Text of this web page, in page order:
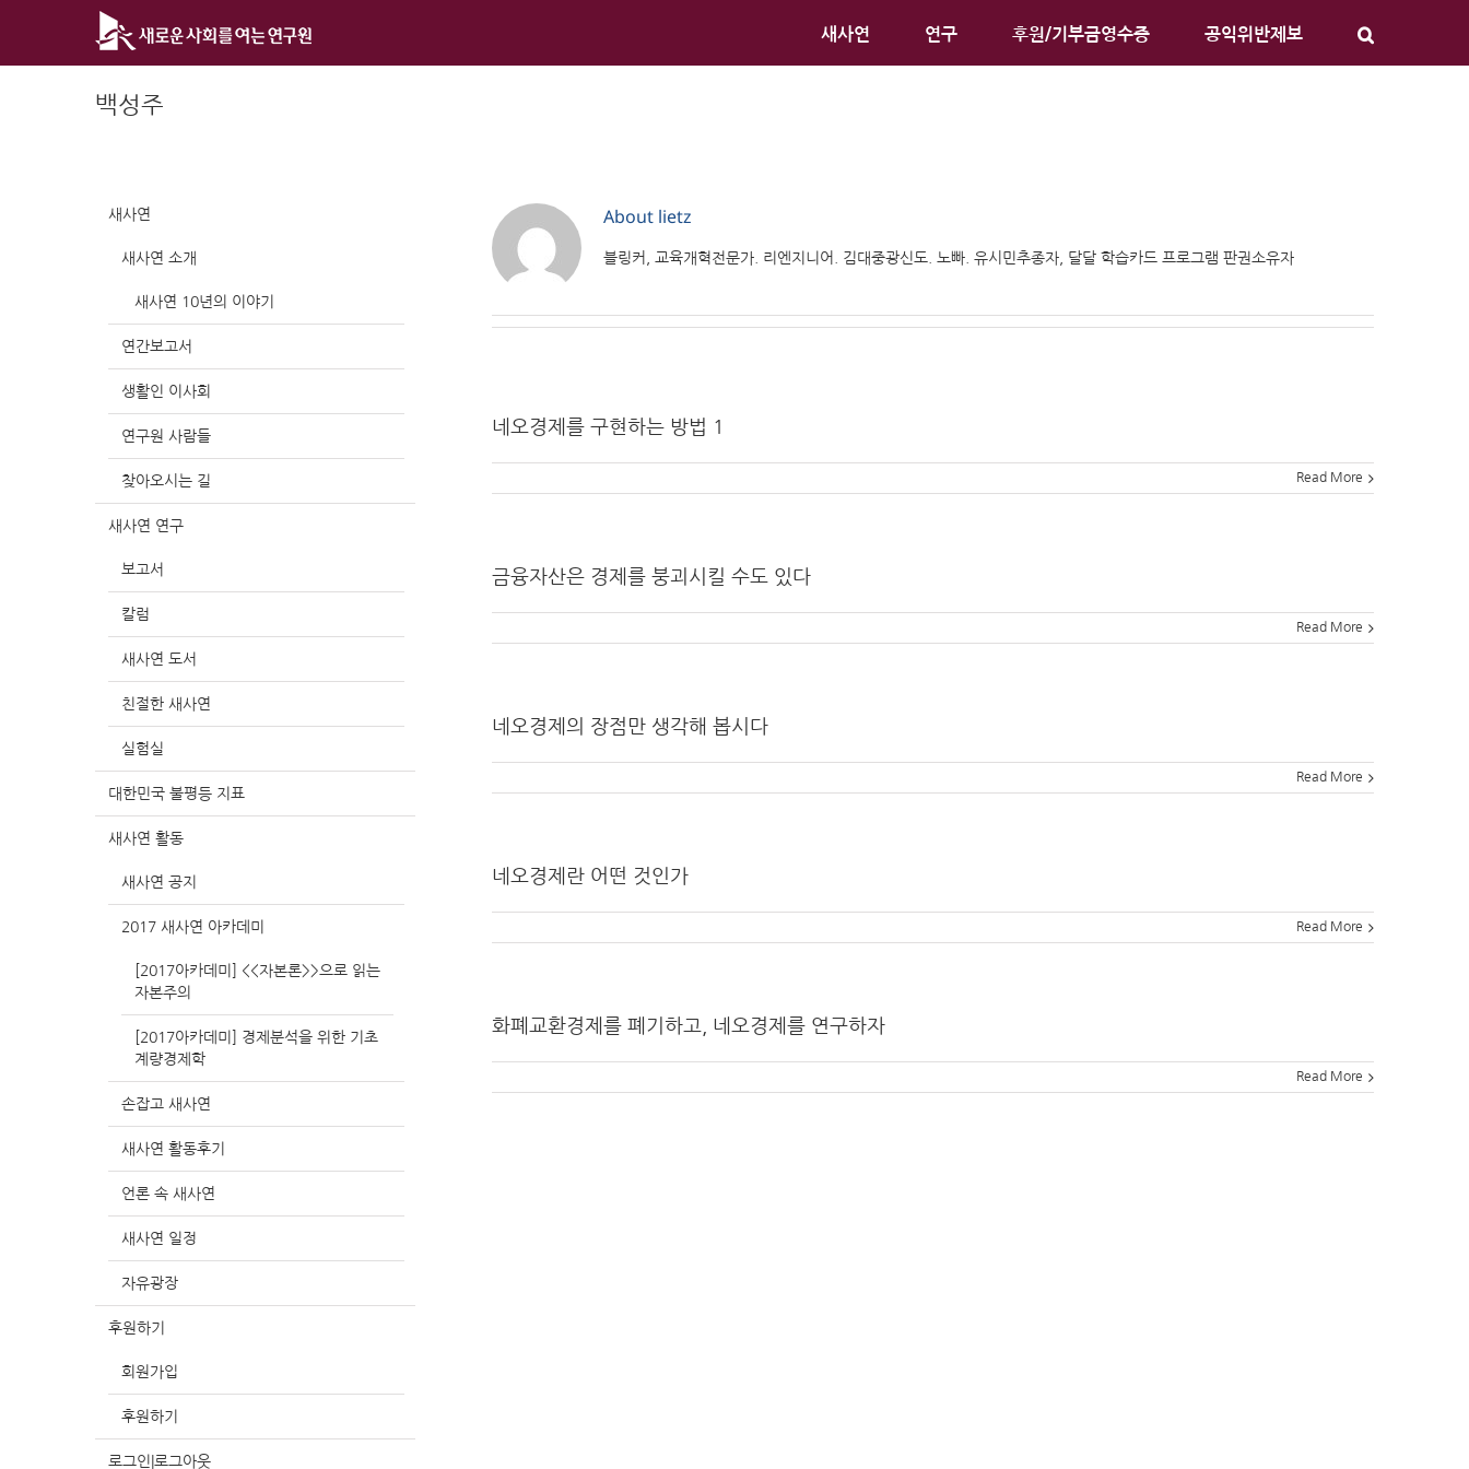
새사연 연구 후원/기부금영수증 공익위반제보
백성주
About lietz
블링커, 교육개혁전문가. 리엔지니어. 김대중광신도. 노빠. 유시민추종자, 달달 학습카드 프로그램 판권소유자
네오경제를 구현하는 방법 1
Read More
금융자산은 경제를 붕괴시킬 수도 있다
Read More
네오경제의 장점만 생각해 봅시다
Read More
네오경제란 어떤 것인가
Read More
화폐교환경제를 폐기하고, 네오경제를 연구하자
Read More
새사연
새사연 소개
새사연 10년의 이야기
연간보고서
생활인 이사회
연구원 사람들
찾아오시는 길
새사연 연구
보고서
칼럼
새사연 도서
친절한 새사연
실험실
대한민국 불평등 지표
새사연 활동
새사연 공지
2017 새사연 아카데미
[2017아카데미] <<자본론>>으로 읽는
자본주의
[2017아카데미] 경제분석을 위한 기초
계량경제학
손잡고 새사연
새사연 활동후기
언론 속 새사연
새사연 일정
자유광장
후원하기
회원가입
후원하기
로그인|로그아웃